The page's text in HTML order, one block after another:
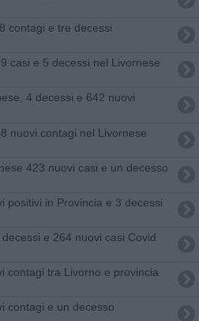
contagi e tre decessi
casi e 5 decessi nel Livornese
4 decessi e 642 nuovi
nuovi contagi nel Livornese
423 nuovi casi e un decesso
positivi in Provincia e 3 decessi
e 264 nuovi casi Covid
contagi tra Livorno e provincia
contagi e un decesso